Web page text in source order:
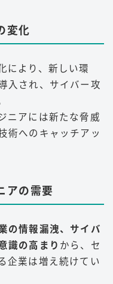
変化
により、新しい環
入され、サイバー攻
ニアには新たな脅威
術へのキャッチアッ
アの需要
の情報漏洩、サイバ
識の高まり から、セ
企業は増え続けてい